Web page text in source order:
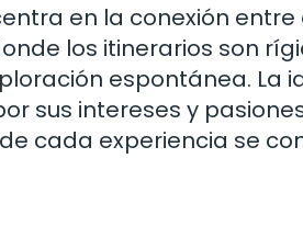
en la conexión entre
los itinerarios son
espontánea. La
sus intereses y
cada experiencia se